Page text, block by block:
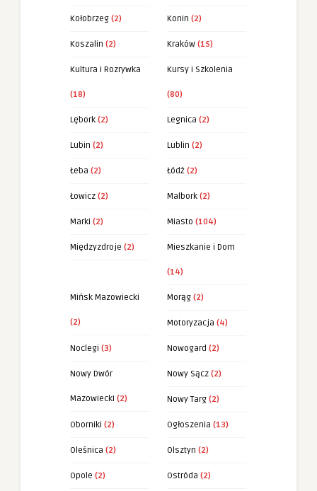
Kołobrzeg (2) Konin (2)
Koszalin (2) Kraków (15)
Kultura i Rozrywka
(18)
Kursy i Szkolenia
(80)
Lębork (2) Legnica (2)
Lubin (2) Lublin (2)
Łeba (2) Łódź (2)
Łowicz (2) Malbork (2)
Marki (2) Miasto (104)
Międzyzdroje (2) Mieszkanie i Dom
(14)
Mińsk Mazowiecki
(2)
Morąg (2)
Motoryzacja (4)
Noclegi (3) Nowogard (2)
Nowy Dwór
Mazowiecki (2)
Nowy Sącz (2)
Nowy Targ (2)
Oborniki (2) Ogłoszenia (13)
Oleśnica (2) Olsztyn (2)
Opole (2) Ostróda (2)